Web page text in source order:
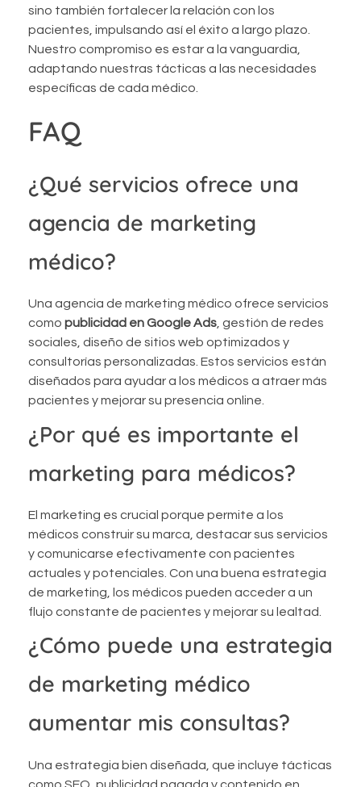
sino también fortalecer la relación con los
pacientes, impulsando así el éxito a largo plazo.
Nuestro compromiso es estar a la vanguardia,
adaptando nuestras tácticas a las necesidades
específicas de cada médico.
FAQ
¿Qué servicios ofrece una
agencia de marketing
médico?
Una agencia de marketing médico ofrece servicios
como publicidad en Google Ads, gestión de redes
sociales, diseño de sitios web optimizados y
consultorías personalizadas. Estos servicios están
diseñados para ayudar a los médicos a atraer más
pacientes y mejorar su presencia online.
¿Por qué es importante el
marketing para médicos?
El marketing es crucial porque permite a los
médicos construir su marca, destacar sus servicios
y comunicarse efectivamente con pacientes
actuales y potenciales. Con una buena estrategia
de marketing, los médicos pueden acceder a un
flujo constante de pacientes y mejorar su lealtad.
¿Cómo puede una estrategia
de marketing médico
aumentar mis consultas?
Una estrategia bien diseñada, que incluye tácticas
como SEO, publicidad pagada y contenido en